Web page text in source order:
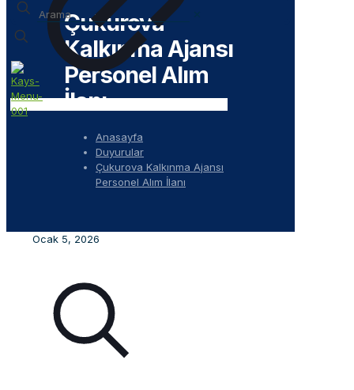
Çukurova
Kalkınma Ajansı
Personel Alım
İlanı
Anasayfa
Duyurular
Çukurova Kalkınma Ajansı
Personel Alım İlanı
Ocak 5, 2026